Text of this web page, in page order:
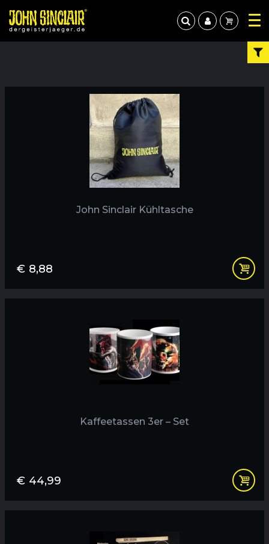
John Sinclair Kühltasche
€ 8,88
Kaffeetassen 3er – Set
€ 44,99